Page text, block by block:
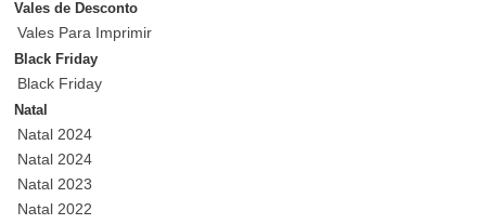
Vales de Desconto
Vales Para Imprimir
Black Friday
Black Friday
Natal
Natal 2024
Natal 2024
Natal 2023
Natal 2022